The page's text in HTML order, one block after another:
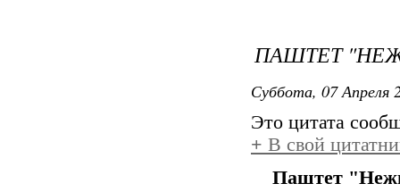
ПАШТЕТ
Суббота, 07 Апреля
Это цитата
+ В свой
Паштет